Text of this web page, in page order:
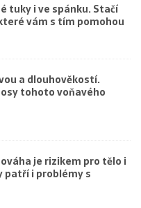
tuky i ve spánku. Stačí
vám s tím pomohou
a dlouhověkostí.
tohoto voňavého
je rizikem pro tělo i
patří i problémy s